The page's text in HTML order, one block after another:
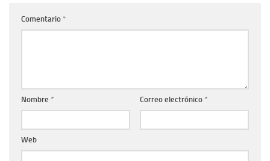
Comentario *
Nombre * Correo electrónico *
Web